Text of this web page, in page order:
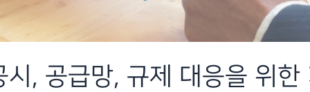
시, 공급망, 규제 대응을 위한